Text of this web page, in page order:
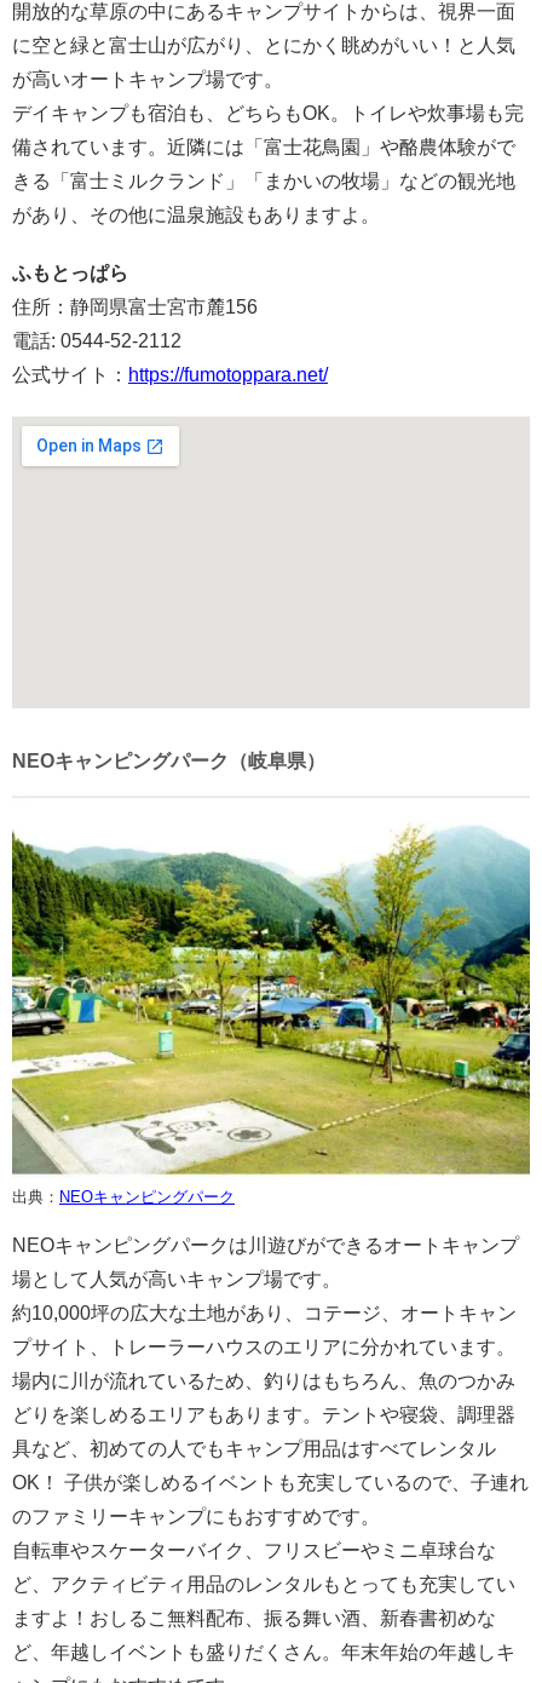
開放的な草原の中にあるキャンプサイトからは、視界一面
に空と緑と富士山が広がり、とにかく眺めがいい！と人気
が高いオートキャンプ場です。
デイキャンプも宿泊も、どちらもOK。トイレや炊事場も完
備されています。近隣には「富士花鳥園」や酪農体験がで
きる「富士ミルクランド」「まかいの牧場」などの観光地
があり、その他に温泉施設もありますよ。
ふもとっぱら
住所：静岡県富士宮市麓156
電話: 0544-52-2112
公式サイト： https://fumotoppara.net/
NEOキャンピングパーク（岐阜県）
出典： NEOキャンピングパーク
NEOキャンピングパークは川遊びができるオートキャンプ
場として人気が高いキャンプ場です。
約10,000坪の広大な土地があり、コテージ、オートキャン
プサイト、トレーラーハウスのエリアに分かれています。
場内に川が流れているため、釣りはもちろん、魚のつかみ
どりを楽しめるエリアもあります。テントや寝袋、調理器
具など、初めての人でもキャンプ用品はすべてレンタル
OK！ 子供が楽しめるイベントも充実しているので、子連れ
のファミリーキャンプにもおすすめです。
自転車やスケーターバイク、フリスビーやミニ卓球台な
ど、アクティビティ用品のレンタルもとっても充実してい
ますよ！おしるこ無料配布、振る舞い酒、新春書初めな
ど、年越しイベントも盛りだくさん。年末年始の年越しキ